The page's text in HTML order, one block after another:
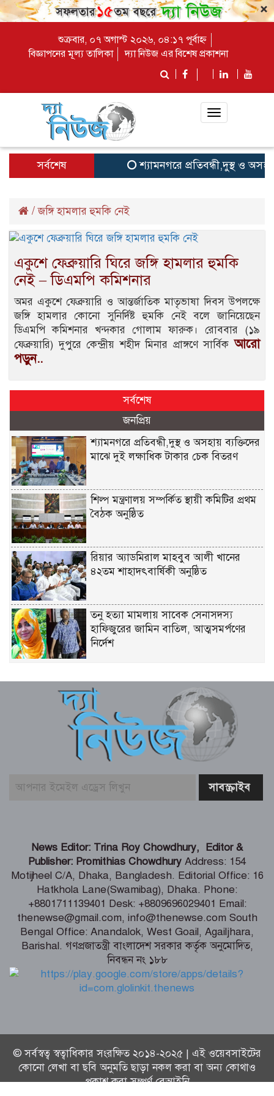
×
শুক্রবার, ০৭ অগাস্ট ২০২৬, ০৪:১৭ পূর্বাহ্ন
বিজ্ঞাপনের মূল্য তালিকা
দ্যা নিউজ এর বিশেষ প্রকাশনা
Toggle
সর্বশেষ শ্যামনগরে প্রতিবন্ধী,দুস্থ ও
/জঙ্গি হামলার হুমকি নেই
একুশে ফেব্রুয়ারি ঘিরে জঙ্গি হামলার হুমকি
নেই – ডিএমপি কমিশনার
অমর একুশে ফেব্রুয়ারি ও আন্তর্জাতিক মাতৃভাষা দিবস উপলক্ষে
জঙ্গি হামলার কোনো সুনির্দিষ্ট হুমকি নেই বলে জানিয়েছেন
ডিএমপি কমিশনার খন্দকার গোলাম ফারুক। রোববার (১৯
ফেব্রুয়ারি) দুপুরে কেন্দ্রীয় শহীদ মিনার প্রাঙ্গণে সার্বিকআরো
পড়ুন..
সর্বশেষ
জনপ্রিয়
শ্যামনগরে প্রতিবন্ধী,দুস্থ ও অসহায় ব্যক্তিদের
মাঝে দুই লক্ষাধিক টাকার চেক বিতরণ
শিল্প মন্ত্রণালয় সম্পর্কিত স্থায়ী কমিটির প্রথম
বৈঠক অনুষ্ঠিত
রিয়ার অ্যাডমিরাল মাহবুব আলী খানের
৪২তম শাহাদৎবার্ষিকী অনুষ্ঠিত
তনু হত্যা মামলায় সাবেক সেনাসদস্য
হাফিজুরের জামিন বাতিল, আত্মসমর্পণের
নির্দেশ
যুবকের মৃত্যু
পাইকগাছায় ছাত্র ও দরিদ্র মানুষের মাঝে
সাইকেল, সেলাই মেশিন ও ভ্যান বিতরণ
মার্কিন প্রশান্ত মহাসাগরীয় নৌবহর
কমান্ডারের বাংলাদেশ সফর শেষ
ভারতীয় হাইক‌মিশনা‌রের স‌ঙ্গে আইএবিডির
প্রতি‌নি‌ধিদ‌লের সাক্ষাৎ
গ্যাস-বিদ্যুৎ সংকটের জবাব চেয়ে
প্রধানমন্ত্রীর কাছে স্মারকলিপি ১১ দলের
পররাষ্ট্রমন্ত্রীর কা‌ছে ইউএনডিপির আবাসিক
প্রতিনিধির পরিচয়পত্র পেশ
News Editor: Trina Roy Chowdhury, Editor &
Publisher: Promithias Chowdhury Address: 154
Motijheel C/A, Dhaka, Bangladesh. Editorial Office: 16
Hatkhola Lane(Swamibag), Dhaka. Phone:
+8801711139401 Desk: +8809696029401 Email:
thenewse@gmail.com, info@thenewse.com South
Bengal Office: Anandalok, West Goail, Agailjhara,
Barishal. গণপ্রজাতন্ত্রী বাংলাদেশ সরকার কর্তৃক অনুমোদিত,
নিবন্ধন নং ১৮৮
© সর্বস্বত্ব স্বত্বাধিকার সংরক্ষিত ২০১৪-২০২৫ | এই ওয়েবসাইটের
কোনো লেখা বা ছবি অনুমতি ছাড়া নকল করা বা অন্য কোথাও
প্রকাশ করা সম্পূর্ণ বেআইনি